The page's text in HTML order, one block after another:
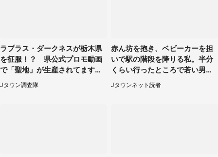
ラプラス・ダークネスが栃木県
を征服！？ 県公式プロモ動画
で「聖地」が生産されてます【7
／31～1／31】
Jタウン調査隊
赤ん坊を抱き、ベビーカーを担
いで駅の階段を降りる私。半分
くらい行ったところで若い男性
が...（埼玉県・50代女性）
Jタウンネット読者